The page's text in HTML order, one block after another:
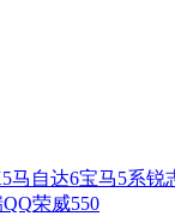
马自达6宝马5系锐
荣威550